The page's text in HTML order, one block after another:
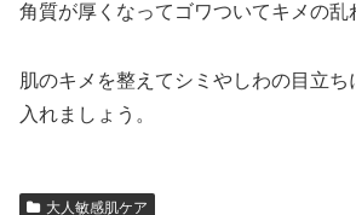
角質が厚くなってゴワついてキメの乱
肌のキメを整えてシミやしわの目立ち
入れましょう。
大人敏感肌ケア